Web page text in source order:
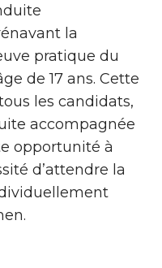
la
pratique du
de 17 ans. Cette
les candidats,
accompagnée
opportunité à
d’attendre la